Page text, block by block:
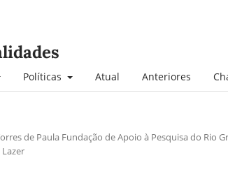
Políticas Atual Anteriores
de Paula Fundação de Apoio à Pesquisa do Rio